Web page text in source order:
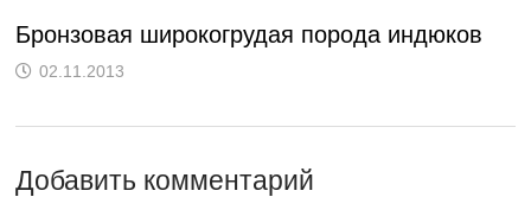
Бронзовая широкогрудая порода индюков
02.11.2013
Добавить комментарий